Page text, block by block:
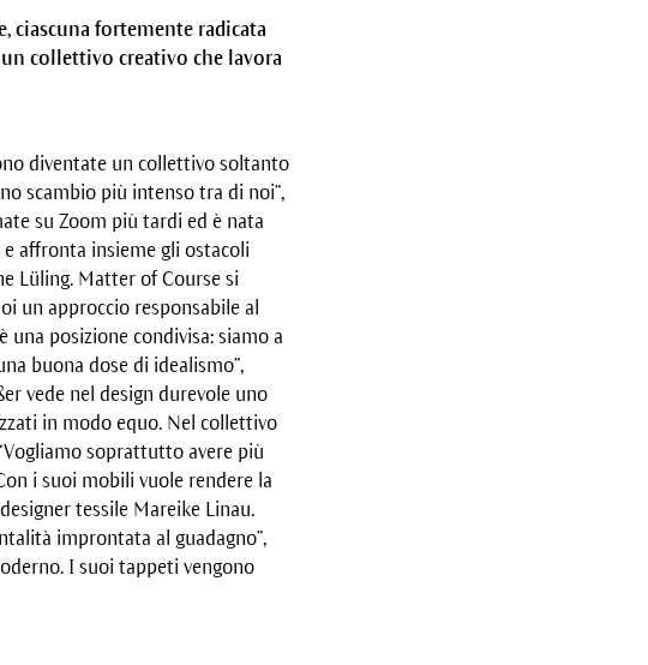
ciascuna fortemente radicata
collettivo creativo che lavora
diventate un collettivo soltanto
scambio più intenso tra di noi”,
su Zoom più tardi ed è nata
e affronta insieme gli ostacoli
Lüling. Matter of Course si
un approccio responsabile al
una posizione condivisa: siamo a
buona dose di idealismo”,
vede nel design durevole uno
in modo equo. Nel collettivo
soprattutto avere più
i suoi mobili vuole rendere la
tessile Mareike Linau.
improntata al guadagno”,
I suoi tappeti vengono